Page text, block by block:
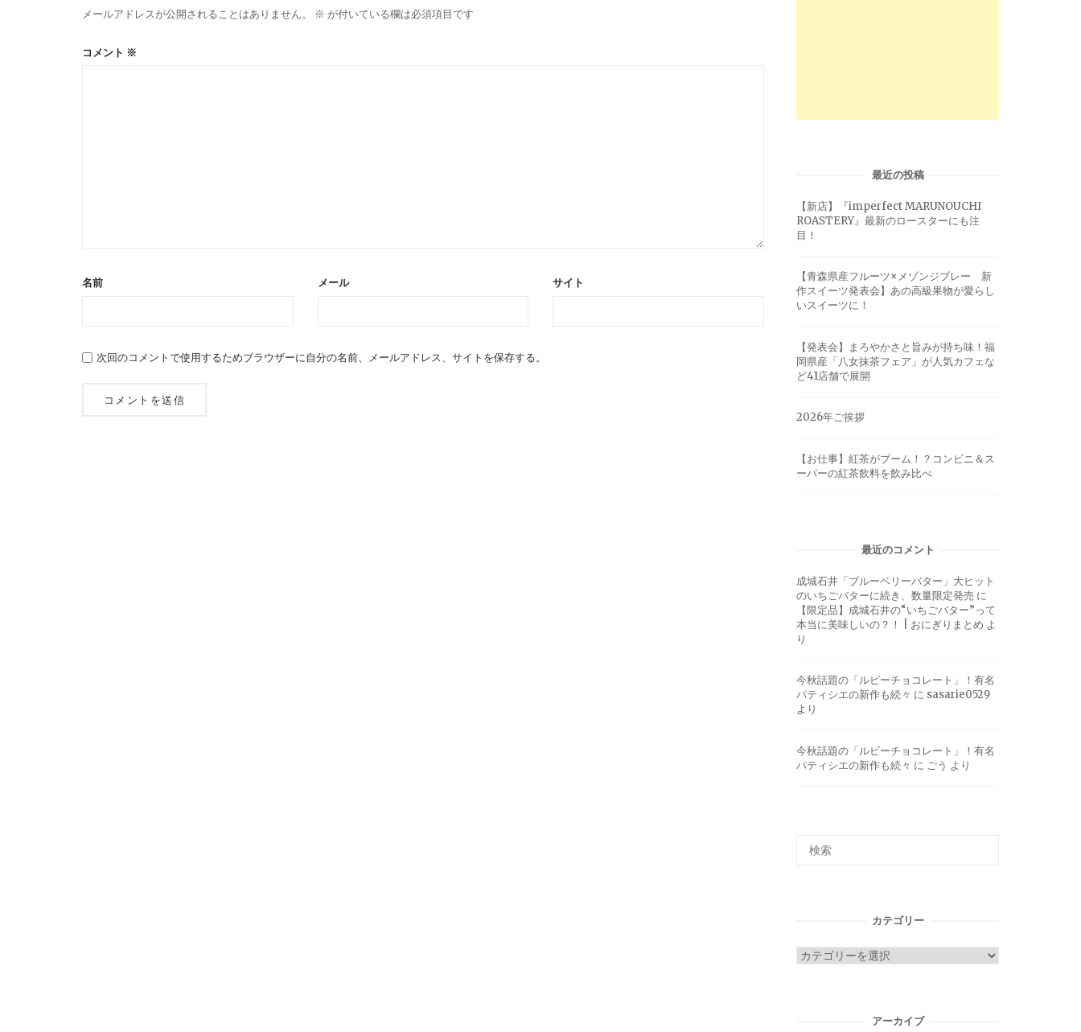
メールアドレスが公開されることはありません。 ※ が付いている欄は必須項目です
コメント ※
名前 メール サイト
次回のコメントで使用するためブラウザーに自分の名前、メールアドレス、サイトを保存する。
最近の投稿
【新店】『imperfect MARUNOUCHI
ROASTERY』最新のロースターにも注
目！
【青森県産フルーツ×メゾンジブレー 新
作スイーツ発表会】あの高級果物が愛らし
いスイーツに！
【発表会】まろやかさと旨みが持ち味！福
岡県産「八女抹茶フェア」が人気カフェな
ど41店舗で展開
2026年ご挨拶
【お仕事】紅茶がブーム！？コンビニ＆ス
ーパーの紅茶飲料を飲み比べ
最近のコメント
成城石井「ブルーベリーバター」大ヒット
のいちごバターに続き、数量限定発売 に
【限定品】成城石井の“いちごバター”って
本当に美味しいの？！ | おにぎりまとめ よ
り
今秋話題の「ルビーチョコレート」！有名
パティシエの新作も続々 に sasarie0529
より
今秋話題の「ルビーチョコレート」！有名
パティシエの新作も続々 に ごう より
カテゴリー
カ
アーカイブ